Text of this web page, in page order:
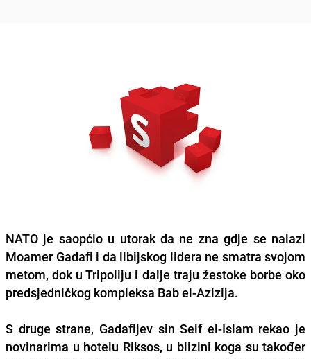
NATO je saopćio u utorak da ne zna gdje se nalazi
Moamer Gadafi i da libijskog lidera ne smatra svojom
metom, dok u Tripoliju i dalje traju žestoke borbe oko
predsjedničkog kompleksa Bab el-Azizija.
S druge strane, Gadafijev sin Seif el-Islam rekao je
novinarima u hotelu Riksos, u blizini koga su također